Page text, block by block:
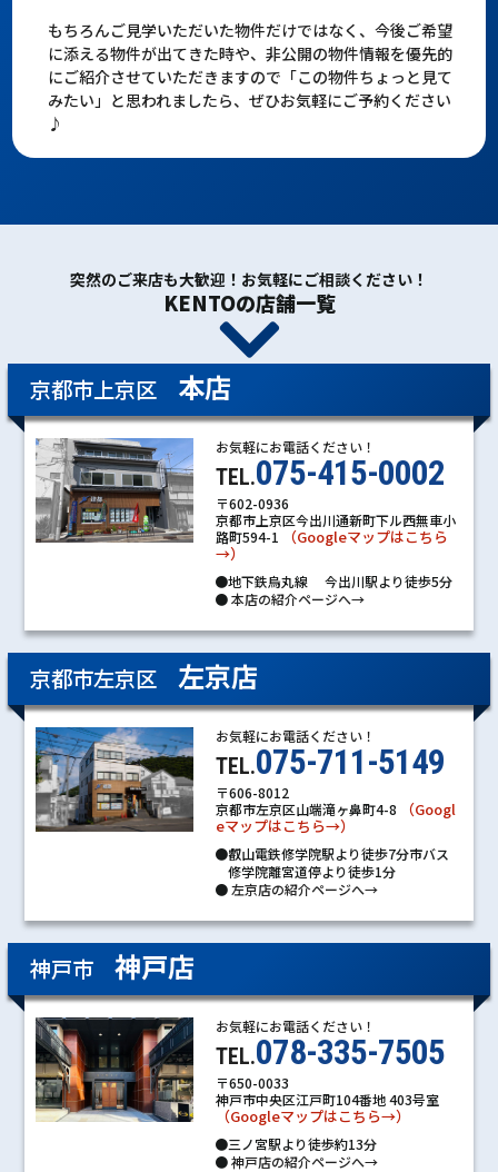
もちろんご見学いただいた物件だけではなく、今後ご希望
に添える物件が出てきた時や、非公開の物件情報を優先的
にご紹介させていただきますので「この物件ちょっと見て
みたい」と思われましたら、ぜひお気軽にご予約ください
♪
突然のご来店も大歓迎！お気軽にご相談ください！
KENTOの店舗一覧
京都市上京区 本店
お気軽にお電話ください！
TEL.075-415-0002
〒602-0936
京都市上京区今出川通新町下ル西無車小
路町594-1
（Googleマップはこちら
→）
●地下鉄烏丸線 今出川駅より徒歩5分
●本店の紹介ページへ→
京都市左京区 左京店
お気軽にお電話ください！
TEL.075-711-5149
〒606-8012
京都市左京区山端滝ヶ鼻町4-8
（Googl
eマップはこちら→）
●叡山電鉄修学院駅より徒歩7分市バス
修学院離宮道停より徒歩1分
●左京店の紹介ページへ→
神戸市 神戸店
お気軽にお電話ください！
TEL.078-335-7505
〒650-0033
神戸市中央区江戸町104番地 403号室
（Googleマップはこちら→）
●三ノ宮駅より徒歩約13分
●神戸店の紹介ページへ→